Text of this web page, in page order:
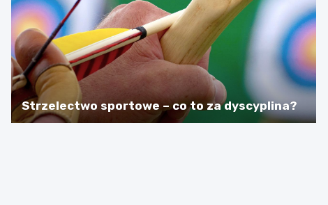
Strzelectwo sportowe – co to za dyscyplina?